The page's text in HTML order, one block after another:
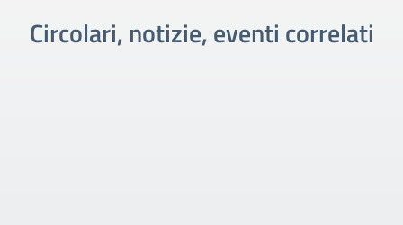
Circolari, notizie, eventi correlati